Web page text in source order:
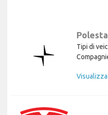
Tipi di